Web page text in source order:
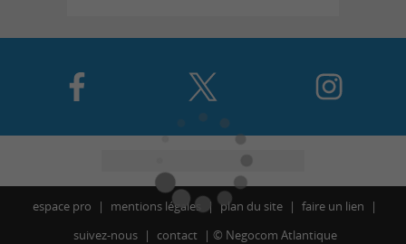
espace pro mentions légales plan du site
faire un lien
suivez-nous
contact © Negocom Atlantique